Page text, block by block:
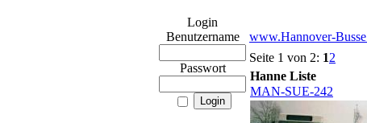
Login
Benutzername
Passwort
www.Hannover-
Seite 1 von 2: 12
Hanne Liste
MAN-SUE-242